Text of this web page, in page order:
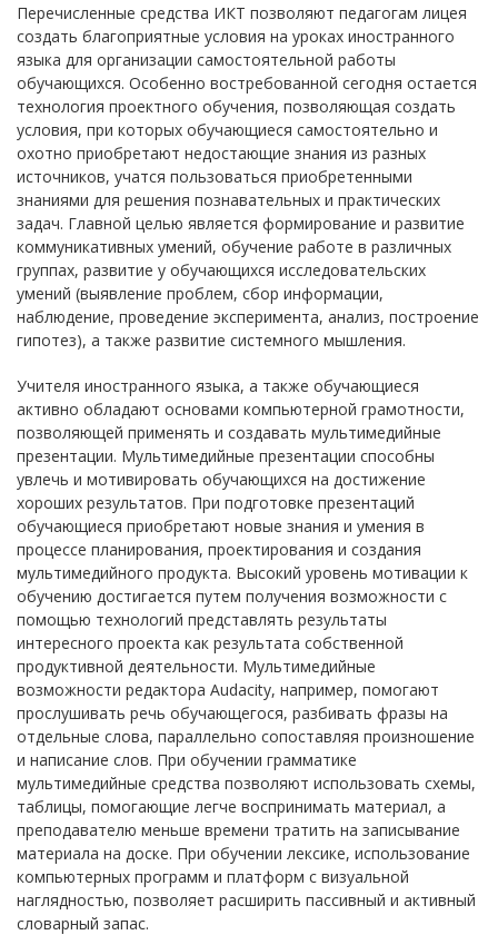
Перечисленные средства ИКТ позволяют педагогам лицея
создать благоприятные условия на уроках иностранного
языка для организации самостоятельной работы
обучающихся. Особенно востребованной сегодня остается
технология проектного обучения, позволяющая создать
условия, при которых обучающиеся самостоятельно и
охотно приобретают недостающие знания из разных
источников, учатся пользоваться приобретенными
знаниями для решения познавательных и практических
задач. Главной целью является формирование и развитие
коммуникативных умений, обучение работе в различных
группах, развитие у обучающихся исследовательских
умений (выявление проблем, сбор информации,
наблюдение, проведение эксперимента, анализ, построение
гипотез), а также развитие системного мышления.
Учителя иностранного языка, а также обучающиеся
активно обладают основами компьютерной грамотности,
позволяющей применять и создавать мультимедийные
презентации. Мультимедийные презентации способны
увлечь и мотивировать обучающихся на достижение
хороших результатов. При подготовке презентаций
обучающиеся приобретают новые знания и умения в
процессе планирования, проектирования и создания
мультимедийного продукта. Высокий уровень мотивации к
обучению достигается путем получения возможности с
помощью технологий представлять результаты
интересного проекта как результата собственной
продуктивной деятельности. Мультимедийные
возможности редактора Audacity, например, помогают
прослушивать речь обучающегося, разбивать фразы на
отдельные слова, параллельно сопоставляя произношение
и написание слов. При обучении грамматике
мультимедийные средства позволяют использовать схемы,
таблицы, помогающие легче воспринимать материал, а
преподавателю меньше времени тратить на записывание
материала на доске. При обучении лексике, использование
компьютерных программ и платформ с визуальной
наглядностью, позволяет расширить пассивный и активный
словарный запас.